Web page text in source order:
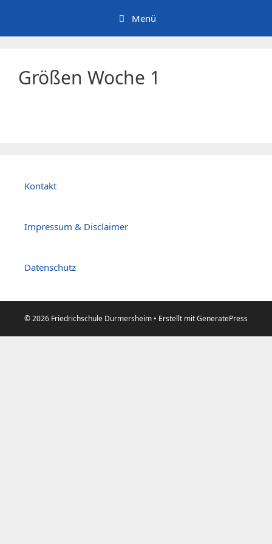
springen
Menü
Größen Woche 1
Kontakt
Impressum & Disclaimer
Datenschutz
© 2026 Friedrichschule Durmersheim • Erstellt mitGeneratePress